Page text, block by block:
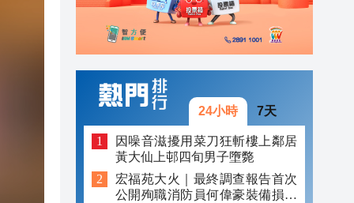
24小時 7天
因噪音滋擾用菜刀狂斬樓上鄰居
黃大仙上邨四旬男子墮斃
宏福苑大火｜最終調查報告首次
公開殉職消防員何偉豪裝備損毀